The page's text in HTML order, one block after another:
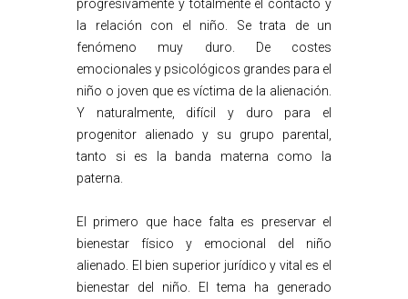
progresivamente y totalmente el contacto y
la relación con el niño. Se trata de un
fenómeno muy duro. De costes
emocionales y psicológicos grandes para el
niño o joven que es víctima de la alienación.
Y naturalmente, difícil y duro para el
progenitor alienado y su grupo parental,
tanto si es la banda materna como la
paterna.
El primero que hace falta es preservar el
bienestar físico y emocional del niño
alienado. El bien superior jurídico y vital es el
bienestar del niño. El tema ha generado